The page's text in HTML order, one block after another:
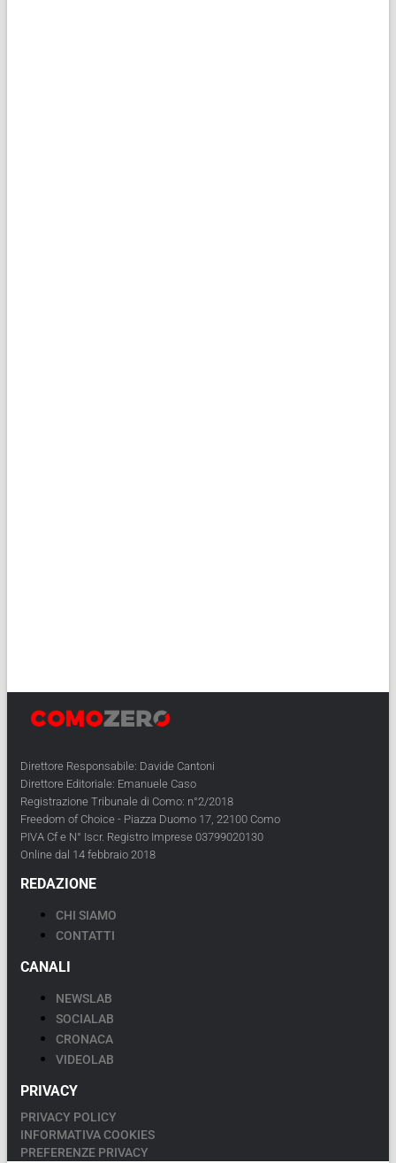
Direttore Responsabile: Davide Cantoni
Direttore Editoriale: Emanuele Caso
Registrazione Tribunale di Como: n°2/2018
Freedom of Choice - Piazza Duomo 17, 22100 Como
PIVA Cf e N° Iscr. Registro Imprese 03799020130
Online dal 14 febbraio 2018
REDAZIONE
CHI SIAMO
CONTATTI
CANALI
NEWSLAB
SOCIALAB
CRONACA
VIDEOLAB
PRIVACY
PRIVACY POLICY
INFORMATIVA COOKIES
PREFERENZE PRIVACY